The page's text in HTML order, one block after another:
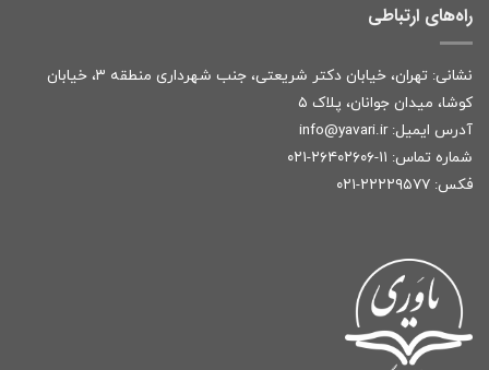
راه‌های ارتباطی
نشانی: تهران، خیابان دکتر شریعتی، جنب شهرداری منطقه ۳، خیابان
کوشا، میدان جوانان، پلاک ۵
آدرس ایمیل: info@yavari.ir
شماره تماس: ۱۱-۲۶۴۰۲۶۰۶-۰۲۱
فکس: ۲۲۲۲۹۵۷۷-۰۲۱